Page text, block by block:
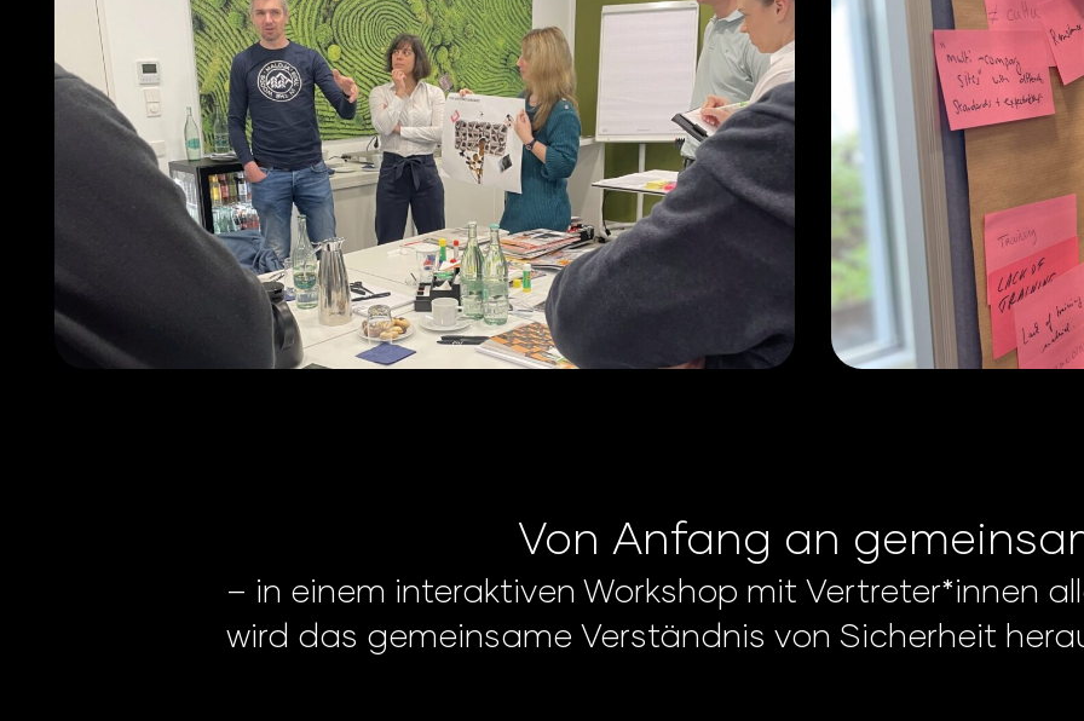
Von Anfang an
– in einem interaktiven Workshop mit Vertreter*innen
wird das gemeinsame Verständnis von Sicherheit